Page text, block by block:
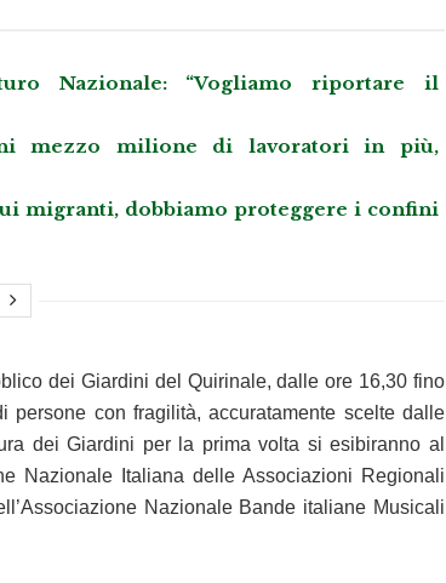
Nazionale: “Vogliamo riportare il
mezzo milione di lavoratori in più,
migranti, dobbiamo proteggere i confini
dei Giardini del Quirinale, dalle ore 16,30 fino
con fragilità, accuratamente scelte dalle
dei Giardini per la prima volta si esibiranno al
Nazionale Italiana delle Associazioni Regionali
Nazionale Bande italiane Musicali